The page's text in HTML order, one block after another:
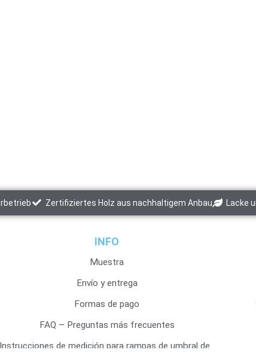
Zertifiziertes Holz aus nachhaltigem Anbau Lacke
INFO
Muestra
Envío y entrega
Formas de pago
FAQ – Preguntas más frecuentes
Instrucciones de medición para rampas de umbral de